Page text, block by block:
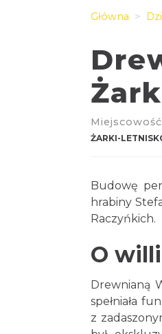
Główna
ŻARKI-
Budowę
hrabiny
Raczyńkich.
O willi
Drewnianą
spełniała
z